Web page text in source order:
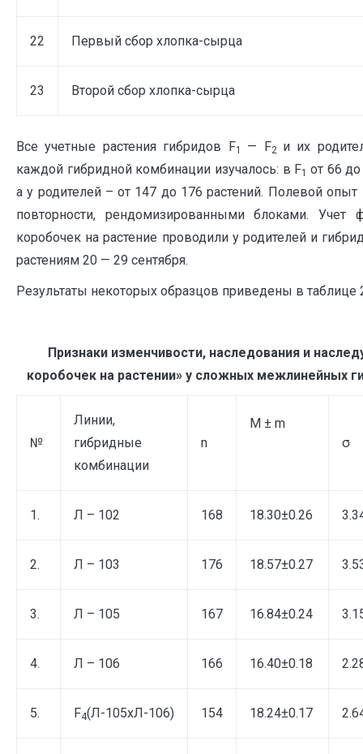
22 Первый сбор хлопка-сырца
23 Второй сбор хлопка-сырца
Все учетные растения гибридов F1 — F2 и их
каждой гибридной комбинации изучалось: в F1от 66
а у родителей – от 147 до 176 растений. Полевой
повторности, рендомизированными блоками. Учет
коробочек на растение проводили у родителей и
растениям 20 — 29 сентября.
Результаты некоторых образцов приведены в таблице
Признаки изменчивости, наследования и
коробочек на растении» у сложных межлинейных
№
Линии,
гибридные
комбинации
n
M ± m
σ
1. Л – 102 168 18.30±0.26
2. Л – 103 176 18.57±0.27
3. Л – 105 167 16.84±0.24
4. Л – 106 166 16.40±0.18
5. F4(Л-105хЛ-106) 154 18.24±0.17